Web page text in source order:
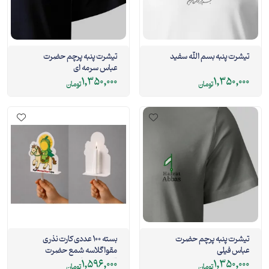
تیشرت پنبه بسم الله سفید
1,350,000تومان
تیشرت پنبه پرچم حضرت
عباس سرمه ای
1,350,000تومان
تیشرت پنبه پرچم حضرت
عباس فیلی
1,350,000
بسته 100 عددی کارت نذری
مقوا گلاسه شمع حضرت
قاسم 11*6.5
1,596,000